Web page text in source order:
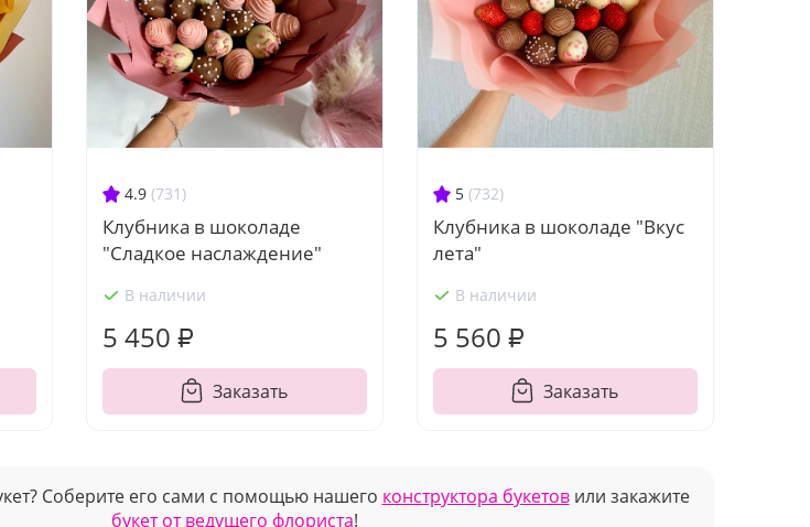
4.9 (731)
Клубника в шоколаде
"Сладкое наслаждение"
В наличии
5 450 ₽
Заказать
5 (732)
Клубника в шоколаде "Вкус
лета"
В наличии
5 560 ₽
Заказать
Соберите его сами с помощью нашего конструктора букетовили закажите
букет от ведущего флориста!